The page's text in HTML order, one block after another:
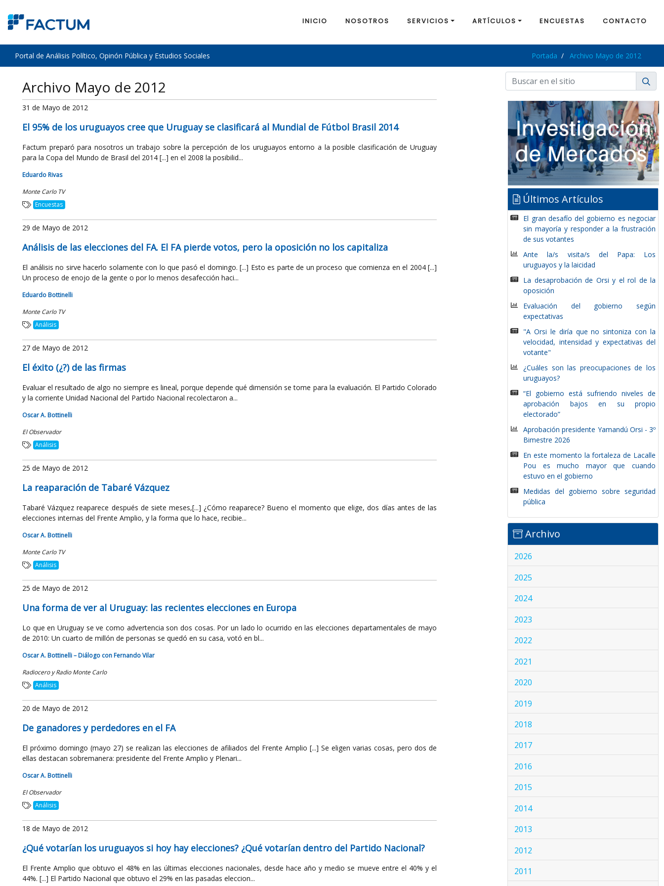
INICIO NOSOTROS SERVICIOS ARTÍCULOS ENCUESTAS CONTACTO
Portal de Análisis Político, Opinón Pública y Estudios Sociales Portada Archivo Mayo de 2012
Archivo Mayo de 2012
31 de Mayo de 2012
El 95% de los uruguayos cree que Uruguay se clasificará al Mundial de Fútbol Brasil 2014
Factum preparó para nosotros un trabajo sobre la percepción de los uruguayos entorno a la posible clasificación de Uruguay
para la Copa del Mundo de Brasil del 2014 [...] en el 2008 la posibilid...
Eduardo Rivas
Monte Carlo TV
Encuestas
29 de Mayo de 2012
Análisis de las elecciones del FA. El FA pierde votos, pero la oposición no los capitaliza
El análisis no sirve hacerlo solamente con lo que pasó el domingo. [...] Esto es parte de un proceso que comienza en el 2004 [...]
Un proceso de enojo de la gente o por lo menos desafección haci...
Eduardo Bottinelli
Monte Carlo TV
Análisis
27 de Mayo de 2012
El éxito (¿?) de las firmas
Evaluar el resultado de algo no siempre es lineal, porque depende qué dimensión se tome para la evaluación. El Partido Colorado
y la corriente Unidad Nacional del Partido Nacional recolectaron a...
Oscar A. Bottinelli
El Observador
Análisis
25 de Mayo de 2012
La reaparación de Tabaré Vázquez
Tabaré Vázquez reaparece después de siete meses,[...] ¿Cómo reaparece? Bueno el momento que elige, dos días antes de las
elecciones internas del Frente Amplio, y la forma que lo hace, recibie...
Oscar A. Bottinelli
Monte Carlo TV
Análisis
25 de Mayo de 2012
Una forma de ver al Uruguay: las recientes elecciones en Europa
Lo que en Uruguay se ve como advertencia son dos cosas. Por un lado lo ocurrido en las elecciones departamentales de mayo
de 2010: Un cuarto de millón de personas se quedó en su casa, votó en bl...
Oscar A. Bottinelli – Diálogo con Fernando Vilar
Radiocero y Radio Monte Carlo
Análisis
20 de Mayo de 2012
De ganadores y perdedores en el FA
El próximo domingo (mayo 27) se realizan las elecciones de afiliados del Frente Amplio [...] Se eligen varias cosas, pero dos de
ellas destacan sobremanera: presidente del Frente Amplio y Plenari...
Oscar A. Bottinelli
El Observador
Análisis
18 de Mayo de 2012
¿Qué votarían los uruguayos si hoy hay elecciones? ¿Qué votarían dentro del Partido Nacional?
El Frente Amplio que obtuvo el 48% en las últimas elecciones nacionales, desde hace año y medio se mueve entre el 40% y el
44%. [...] El Partido Nacional que obtuvo el 29% en las pasadas eleccion...
Últimos Artículos
El gran desafío del gobierno es negociar
sin mayoría y responder a la frustración
de sus votantes
Ante la/s visita/s del Papa: Los
uruguayos y la laicidad
La desaprobación de Orsi y el rol de la
oposición
Evaluación del gobierno según
expectativas
"A Orsi le diría que no sintoniza con la
velocidad, intensidad y expectativas del
votante"
¿Cuáles son las preocupaciones de los
uruguayos?
“El gobierno está sufriendo niveles de
aprobación bajos en su propio
electorado”
Aprobación presidente Yamandú Orsi - 3º
Bimestre 2026
En este momento la fortaleza de Lacalle
Pou es mucho mayor que cuando
estuvo en el gobierno
Medidas del gobierno sobre seguridad
pública
Archivo
2026
2025
2024
2023
2022
2021
2020
2019
2018
2017
2016
2015
2014
2013
2012
2011